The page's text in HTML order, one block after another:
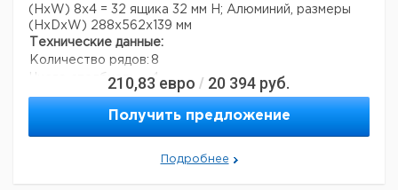
(HxW) 8x4 = 32 ящика 32 мм H; Алюминий, размеры
(HxDxW) 288x562x139 мм
Технические данные:
Количество рядов: 8
Число столбцов:
4
Материал:
алюминий
1,4 кг
Страна происхождения:Дания
Вес брутто:
1,8 кг
210,83 евро / 20 394 руб.
Получить предложение
Подробнее